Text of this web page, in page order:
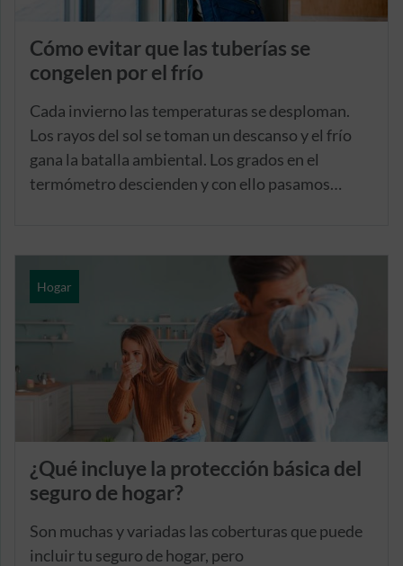
Cómo evitar que las tuberías se
congelen por el frío
Cada invierno las temperaturas se desploman.
Los rayos del sol se toman un descanso y el frío
gana la batalla ambiental. Los grados en el
termómetro descienden y con ello pasamos
Hogar
¿Qué incluye la protección básica del
seguro de hogar?
Son muchas y variadas las coberturas que puede
incluir tu seguro de hogar, pero